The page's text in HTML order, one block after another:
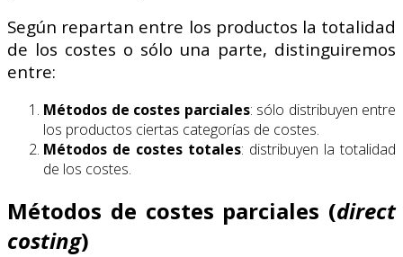
Según repartan entre los productos la totalidad
de los costes o sólo una parte, distinguiremos
entre:
Métodos de costes parciales: sólo distribuyen entre
los productos ciertas categorías de costes.
Métodos de costes totales: distribuyen la totalidad
de los costes.
Métodos de costes parciales (direct
costing)